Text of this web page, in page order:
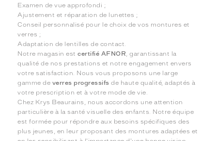
Examen de vue approfondi ;
Ajustement et réparation de lunettes ;
Conseil personnalisé pour le choix de vos montures et
verres ;
Adaptation de lentilles de contact.
Notre magasin estcertifié AFNOR , garantissant la
qualité de nos prestations et notre engagement envers
votre satisfaction. Nous vous proposons une large
gamme de verres progressifs de haute qualité, adaptés à
votre prescription et à votre mode de vie.
Chez Krys Beaurains, nous accordons une attention
particulière à la santé visuelle des enfants. Notre équipe
est formée pour répondre aux besoins spécifiques des
plus jeunes, en leur proposant des montures adaptées et